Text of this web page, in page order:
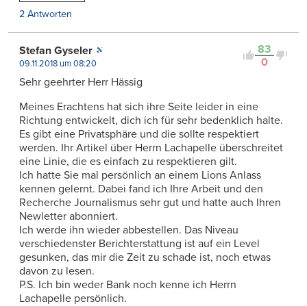
2 Antworten
83
0
Stefan Gyseler
09.11.2018 um 08:20
Sehr geehrter Herr Hässig
Meines Erachtens hat sich ihre Seite leider in eine
Richtung entwickelt, dich ich für sehr bedenklich halte.
Es gibt eine Privatsphäre und die sollte respektiert
werden. Ihr Artikel über Herrn Lachapelle überschreitet
eine Linie, die es einfach zu respektieren gilt.
Ich hatte Sie mal persönlich an einem Lions Anlass
kennen gelernt. Dabei fand ich Ihre Arbeit und den
Recherche Journalismus sehr gut und hatte auch Ihren
Newletter abonniert.
Ich werde ihn wieder abbestellen. Das Niveau
verschiedenster Berichterstattung ist auf ein Level
gesunken, das mir die Zeit zu schade ist, noch etwas
davon zu lesen.
P.S. Ich bin weder Bank noch kenne ich Herrn
Lachapelle persönlich.